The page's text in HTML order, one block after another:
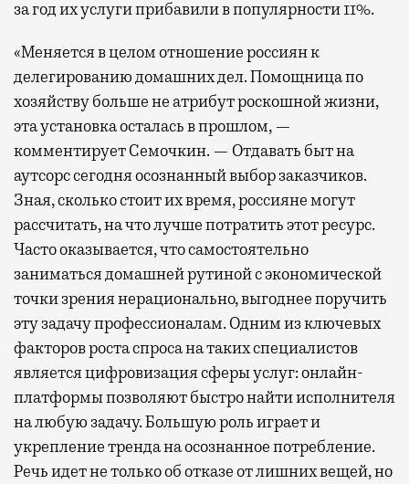
за год их услуги прибавили в популярности 11%.
«Меняется в целом отношение россиян к
делегированию домашних дел. Помощница по
хозяйству больше не атрибут роскошной жизни,
эта установка осталась в прошлом, —
комментирует Семочкин. — Отдавать быт на
аутсорс сегодня осознанный выбор заказчиков.
Зная, сколько стоит их время, россияне могут
рассчитать, на что лучше потратить этот ресурс.
Часто оказывается, что самостоятельно
заниматься домашней рутиной с экономической
точки зрения нерационально, выгоднее поручить
эту задачу профессионалам. Одним из ключевых
факторов роста спроса на таких специалистов
является цифровизация сферы услуг: онлайн-
платформы позволяют быстро найти исполнителя
на любую задачу. Большую роль играет и
укрепление тренда на осознанное потребление.
Речь идет не только об отказе от лишних вещей, но